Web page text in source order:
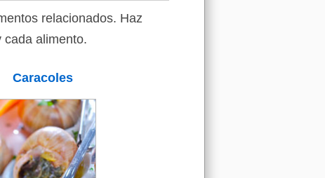
relacionados. Haz
cada alimento.
Caracoles